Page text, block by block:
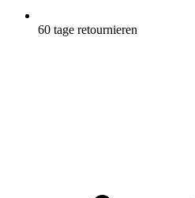
60 tage retournieren